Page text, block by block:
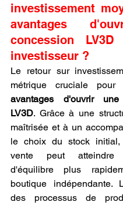
investissement
avantages
concession
investisseur ?
Le retour sur
métrique cruciale pour
avantages d'ouvrir une
LV3D. Grâce à une
maîtrisée et à un
le choix du stock
vente peut
d'équilibre plus
boutique indépendante.
des processus de